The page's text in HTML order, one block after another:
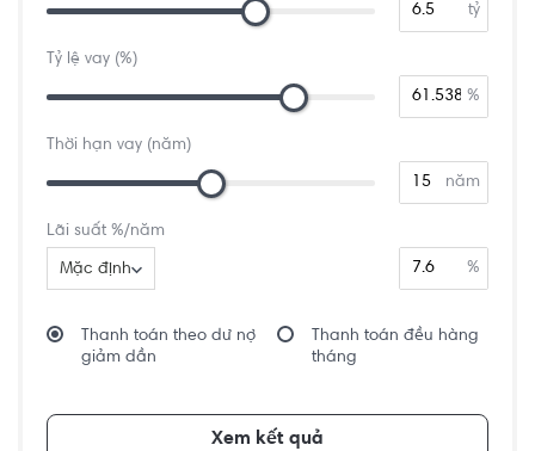
tỷ
Tỷ lệ vay (%)
%
Thời hạn vay (năm)
năm
Lãi suất %/năm
Mặc định %
Thanh toán theo dư nợ
giảm dần
Thanh toán đều hàng
tháng
Xem kết quả